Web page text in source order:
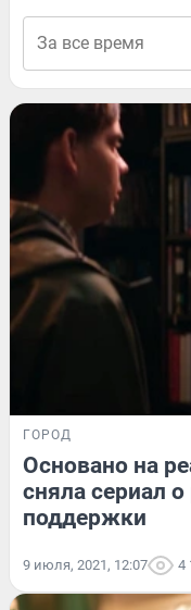
ГОРОД
Основано на
сняла сериал
поддержки
9 июля, 2021, 12:07 4